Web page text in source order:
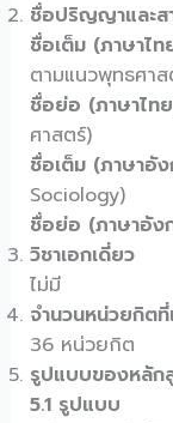
ชื่อปริญญาและส
ชื่อเต็ม (ภาษาไท
ตามแนวพุทธศาส
ชื่อย่อ (ภาษาไท
ศาสตร์)
ชื่อเต็ม (ภาษาอั
Sociology)
ชื่อย่อ (ภาษาอัง
วิชาเอกเดี่ยว
ไม่มี
จำนวนหน่วยกิต
36 หน่วยกิต
รูปแบบของหลัก
5.1 รูปแบบ